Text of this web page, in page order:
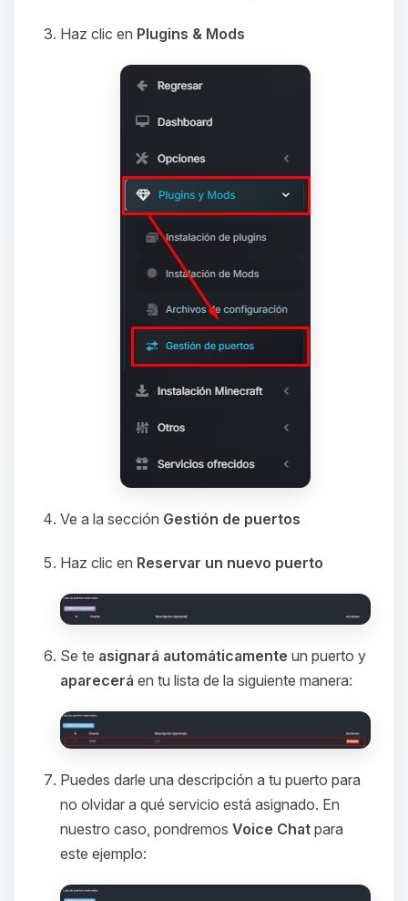
Haz clic en Plugins & Mods
Ve a la sección Gestión de puertos
Haz clic en Reservar un nuevo puerto
Se te asignará automáticamente un puerto y
aparecerá en tu lista de la siguiente manera:
Puedes darle una descripción a tu puerto para
no olvidar a qué servicio está asignado. En
nuestro caso, pondremos Voice Chat para
este ejemplo: